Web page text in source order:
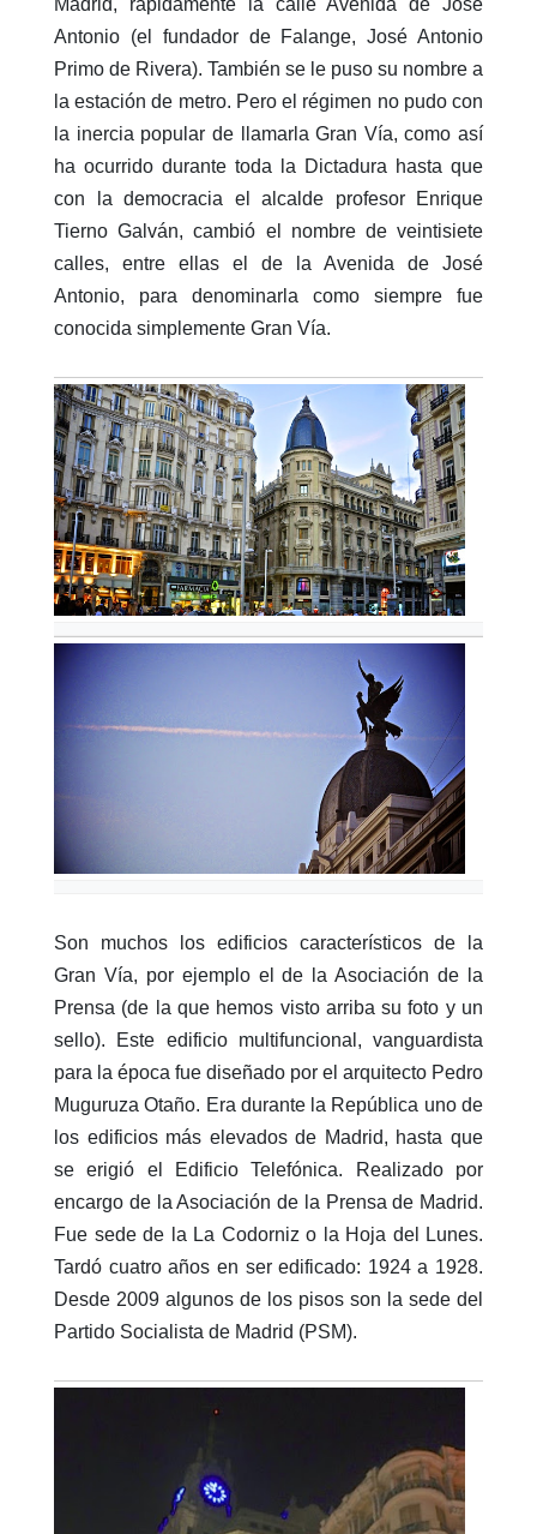
Antonio (el fundador de Falange, José Antonio
Primo de Rivera). También se le puso su nombre a
la estación de metro. Pero el régimen no pudo con
la inercia popular de llamarla Gran Vía, como así
ha ocurrido durante toda la Dictadura hasta que
con la democracia el alcalde profesor Enrique
Tierno Galván, cambió el nombre de veintisiete
calles, entre ellas el de la Avenida de José
Antonio, para denominarla como siempre fue
conocida simplemente Gran Vía.
Son muchos los edificios característicos de la
Gran Vía, por ejemplo el de la Asociación de la
Prensa (de la que hemos visto arriba su foto y un
sello). Este edificio multifuncional, vanguardista
para la época fue diseñado por el arquitecto Pedro
Muguruza Otaño. Era durante la República uno de
los edificios más elevados de Madrid, hasta que
se erigió el Edificio Telefónica. Realizado por
encargo de la Asociación de la Prensa de Madrid.
Fue sede de la La Codorniz o la Hoja del Lunes.
Tardó cuatro años en ser edificado: 1924 a 1928.
Desde 2009 algunos de los pisos son la sede del
Partido Socialista de Madrid (PSM).